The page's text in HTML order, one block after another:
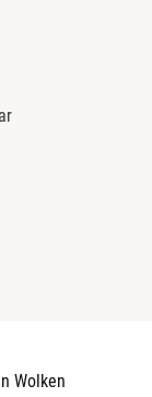
Wolken